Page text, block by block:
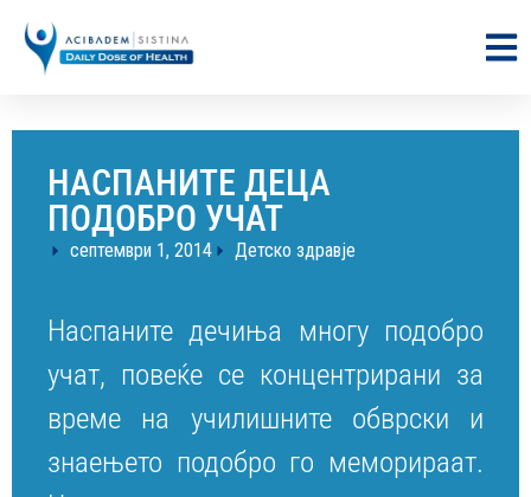
НАСПАНИТЕ ДЕЦА
ПОДОБРО УЧАТ
септември 1, 2014 Детско здравје
Наспаните дечиња многу подобро
учат, повеќе се концентрирани за
време на училишните обврски и
знаењето подобро го меморираат.